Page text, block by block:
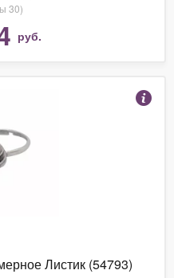
30)
руб.
Листик (54793)